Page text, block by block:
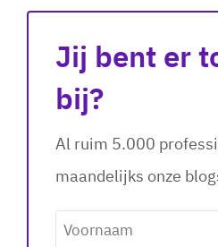
Jij bent er
bij?
Al ruim 5.000
maandelijks onze
Voornaam *